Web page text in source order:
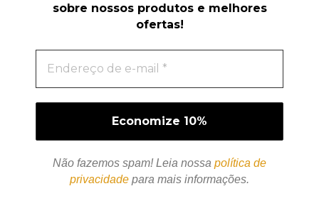
sobre nossos produtos e melhores
ofertas!
Não fazemos spam! Leia nossa política de
privacidade para mais informações.